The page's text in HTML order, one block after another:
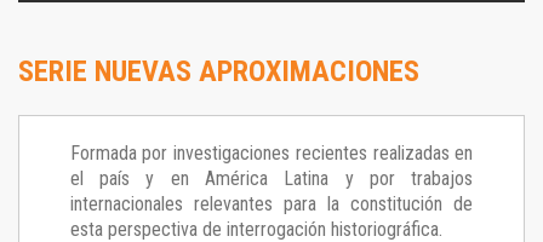
SERIE NUEVAS APROXIMACIONES
Formada por investigaciones recientes realizadas en
el país y en América Latina y por trabajos
internacionales relevantes para la constitución de
esta perspectiva de interrogación historiográfica.